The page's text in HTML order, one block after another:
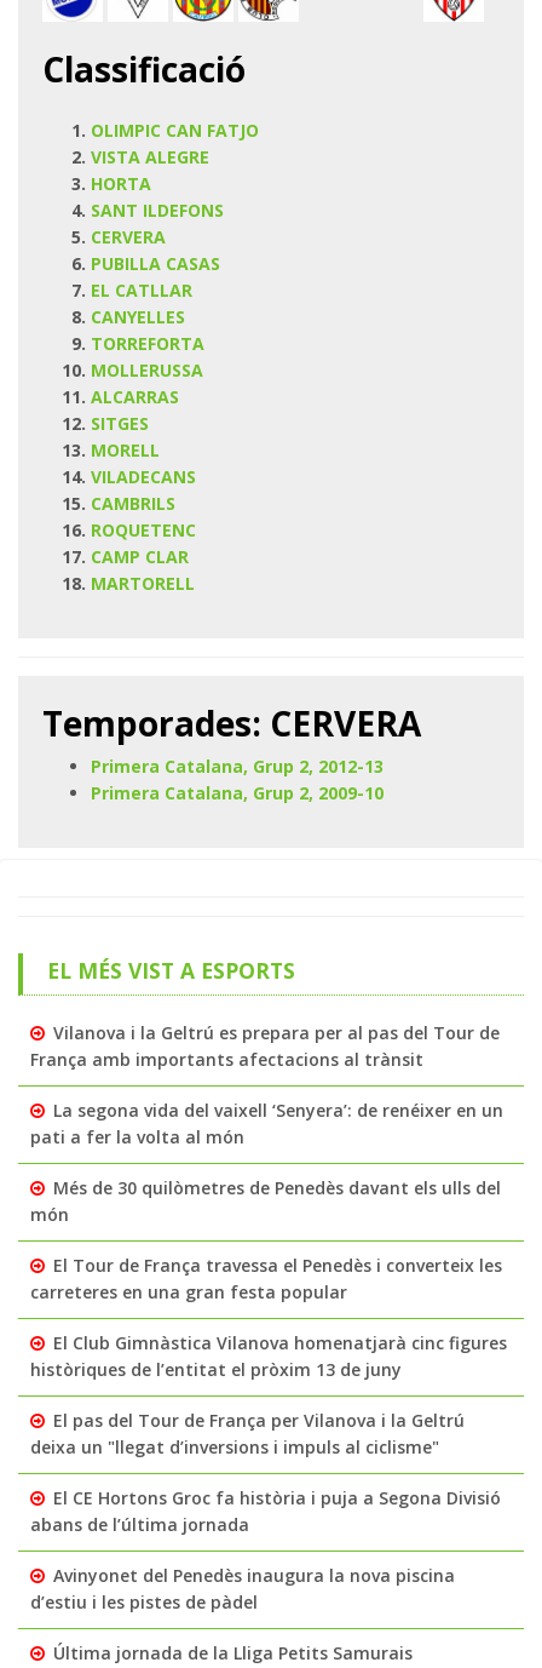
Classificació
OLIMPIC CAN FATJO
VISTA ALEGRE
HORTA
SANT ILDEFONS
CERVERA
PUBILLA CASAS
EL CATLLAR
CANYELLES
TORREFORTA
MOLLERUSSA
ALCARRAS
SITGES
MORELL
VILADECANS
CAMBRILS
ROQUETENC
CAMP CLAR
MARTORELL
Temporades: CERVERA
Primera Catalana, Grup 2, 2012-13
Primera Catalana, Grup 2, 2009-10
EL MÉS VIST A ESPORTS
Vilanova i la Geltrú es prepara per al pas del Tour de
França amb importants afectacions al trànsit
La segona vida del vaixell ‘Senyera’: de renéixer en un
pati a fer la volta al món
Més de 30 quilòmetres de Penedès davant els ulls del
món
El Tour de França travessa el Penedès i converteix les
carreteres en una gran festa popular
El Club Gimnàstica Vilanova homenatjarà cinc figures
històriques de l’entitat el pròxim 13 de juny
El pas del Tour de França per Vilanova i la Geltrú
deixa un "llegat d’inversions i impuls al ciclisme"
El CE Hortons Groc fa història i puja a Segona Divisió
abans de l’última jornada
Avinyonet del Penedès inaugura la nova piscina
d’estiu i les pistes de pàdel
Última jornada de la Lliga Petits Samurais